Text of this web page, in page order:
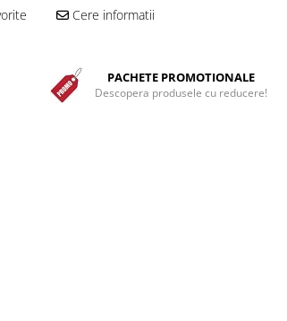
Cere informatii
PACHETE PROMOTIONALE
Descopera produsele cu reducere!